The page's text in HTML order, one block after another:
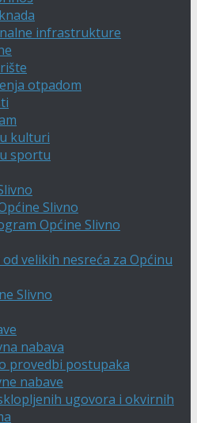
infrastrukture
otpadom
kulturi
sportu
Slivno
Općine Slivno
velikih nesreća za Općinu
Slivno
nabava
provedbi postupaka
nabave
ugovora i okvirnih